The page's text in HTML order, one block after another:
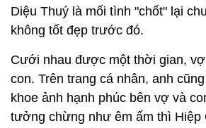
Diệu Thuý là mối tình "chốt" lại
không tốt đẹp trước đó.
Cưới nhau được một thời gian,
con. Trên trang cá nhân, anh
khoe ảnh hạnh phúc bên vợ và
tưởng chừng như êm ấm thì Hiệp